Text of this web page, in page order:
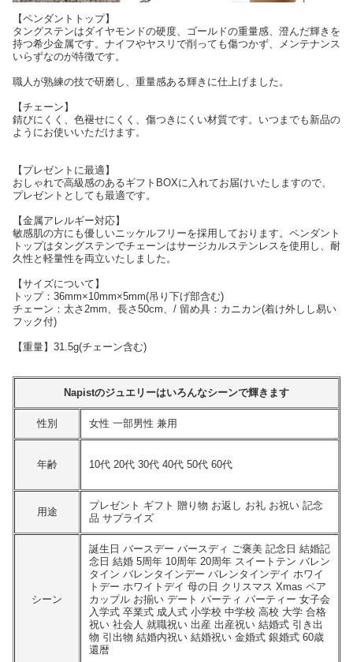
【ペンダントトップ】
タングステンはダイヤモンドの硬度、ゴールドの重量感、澄んだ輝きを
持つ希少金属です。ナイフやヤスリで削っても傷つかず、メンテナンス
いらずなのが特徴です。
職人が熟練の技で研磨し、重量感ある輝きに仕上げました。
【チェーン】
錆びにくく、色褪せにくく、傷つきにくい材質です。いつまでも新品の
ようにお使いいただけます。
【プレゼントに最適】
おしゃれで高級感のあるギフトBOXに入れてお届けいたしますので、
プレゼントとしても最適です。
【金属アレルギー対応】
敏感肌の方にも優しいニッケルフリーを採用しております。ペンダント
トップはタングステンでチェーンはサージカルステンレスを使用し、耐
久性と軽量性を両立いたしました。
【サイズについて】
トップ：36mm×10mm×5mm(吊り下げ部含む)
チェーン：太さ2mm、長さ50cm、/ 留め具：カニカン(着け外しし易い
フック付)
【重量】31.5g(チェーン含む)
Napistのジュエリーはいろんなシーンで輝きます
性別 女性 一部男性 兼用
年齢 10代 20代 30代 40代 50代 60代
用途
プレゼント ギフト 贈り物 お返し お礼 お祝い 記念
品 サプライズ
シーン
誕生日 バースデー バースディ ご褒美 記念日 結婚記
念日 結婚 5周年 10周年 20周年 スイートテン バレン
タイン バレンタインデー バレンタインデイ ホワイ
トデー ホワイトデイ 母の日 クリスマス Xmas ペア
カップル お揃い デート パーティ パーティー 女子会
入学式 卒業式 成人式 小学校 中学校 高校 大学 合格
祝い 社会人 就職祝い 出産 出産祝い 結婚式 引き出
物 引出物 結婚内祝い 結婚祝い 金婚式 銀婚式 60歳
還暦